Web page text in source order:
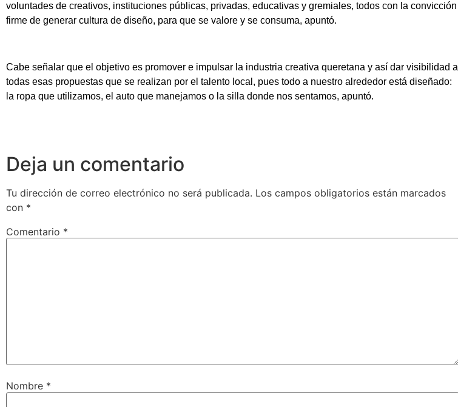
voluntades de creativos, instituciones públicas, privadas, educativas y gremiales, todos con la convicción
firme de generar cultura de diseño, para que se valore y se consuma, apuntó.
Cabe señalar que el objetivo es promover e impulsar la industria creativa queretana y así dar visibilidad a
todas esas propuestas que se realizan por el talento local, pues todo a nuestro alrededor está diseñado:
la ropa que utilizamos, el auto que manejamos o la silla donde nos sentamos, apuntó.
Deja un comentario
Tu dirección de correo electrónico no será publicada. Los campos obligatorios están marcados
con *
Comentario *
Nombre *